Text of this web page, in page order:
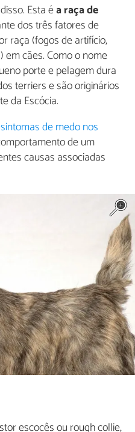
Esta éa raça de
dos três fatores de
raça (fogos de artifício,
cães. Como o nome
porte e pelagem dura
terriers e são originários
da Escócia.
sintomas de medo nos
de um
causas associadas
escocês ou rough collie,